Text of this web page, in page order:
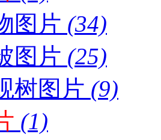
图片 (34)
图片 (25)
树图片 (9)
(1)